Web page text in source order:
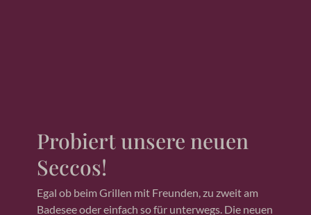
Probiert unsere neuen
Seccos!
Egal ob beim Grillen mit Freunden, zu zweit am
Badesee oder einfach so für unterwegs. Die neuen